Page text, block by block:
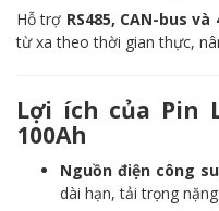
Hỗ trợ RS485, CAN-bus và
từ xa theo thời gian thực,
Lợi ích của Pin
100Ah
Nguồn điện công
dài hạn, tải trọng nặng.